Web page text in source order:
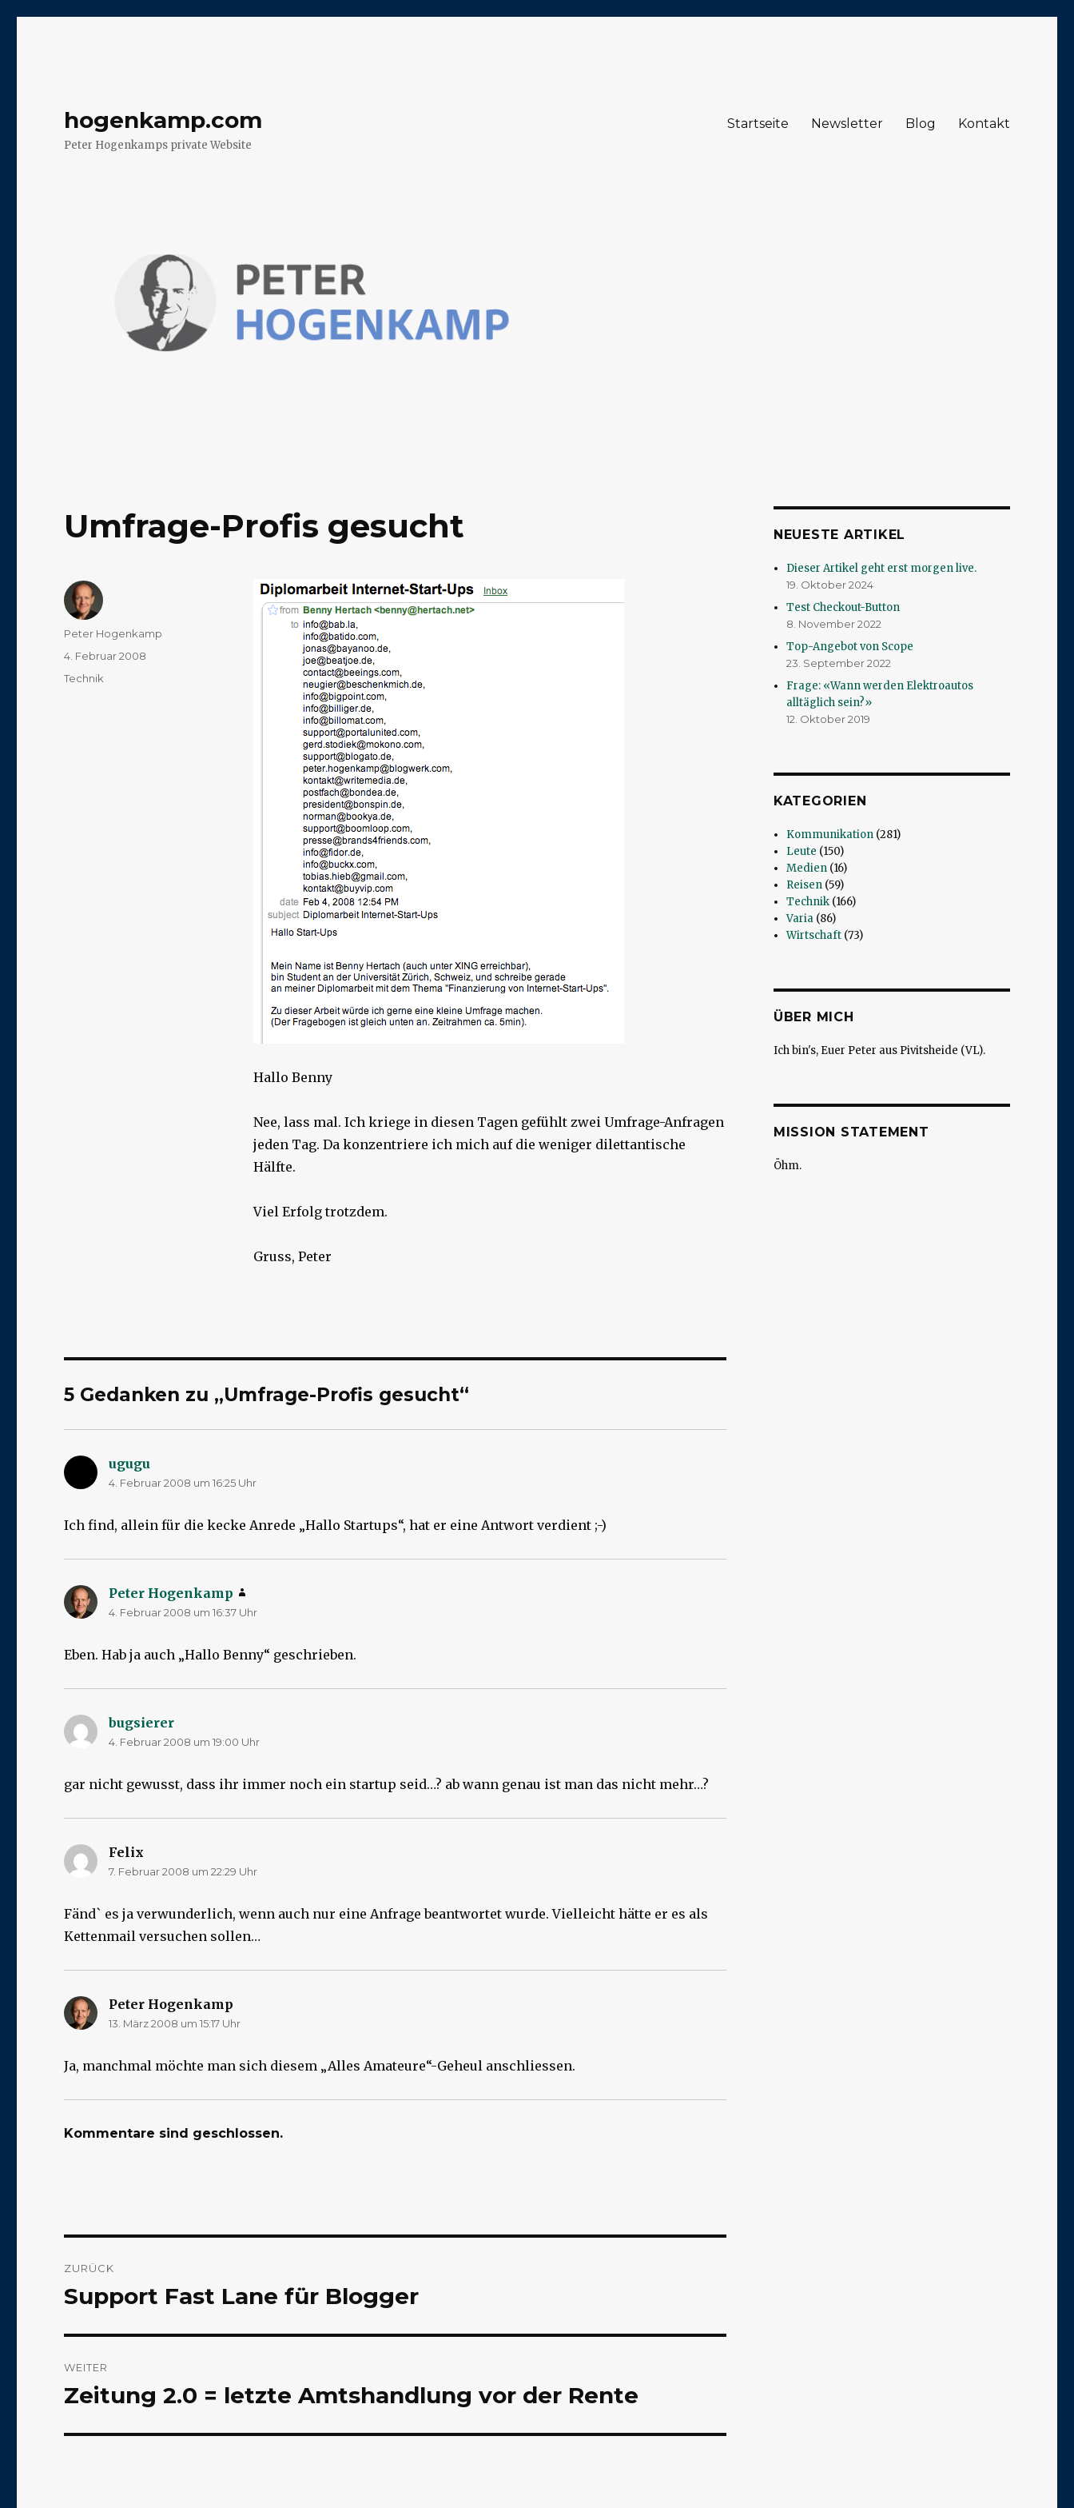
hogenkamp.com
Peter Hogenkamps private Website
Startseite Newsletter Blog Kontakt
Umfrage-Profis gesucht
Hallo Benny
Nee, lass mal. Ich kriege in diesen Tagen gefühlt zwei Umfrage-Anfragen
jeden Tag. Da konzentriere ich mich auf die weniger dilettantische
Hälfte.
Viel Erfolg trotzdem.
Gruss, Peter
Autor
Peter Hogenkamp
Veröffentlicht
4. Februar 2008
Kategorien
Technik
5 Gedanken zu „Umfrage-Profis gesucht“
ugugu
4. Februar 2008 um 16:25 Uhr
Ich find, allein für die kecke Anrede „Hallo Startups“, hat er eine Antwort verdient ;-)
Peter Hogenkamp
4. Februar 2008 um 16:37 Uhr
Eben. Hab ja auch „Hallo Benny“ geschrieben.
bugsierer
4. Februar 2008 um 19:00 Uhr
gar nicht gewusst, dass ihr immer noch ein startup seid…? ab wann genau ist man das nicht mehr…?
Felix
7. Februar 2008 um 22:29 Uhr
Fänd` es ja verwunderlich, wenn auch nur eine Anfrage beantwortet wurde. Vielleicht hätte er es als
Kettenmail versuchen sollen…
Peter Hogenkamp
13. März 2008 um 15:17 Uhr
Ja, manchmal möchte man sich diesem „Alles Amateure“-Geheul anschliessen.
Kommentare sind geschlossen.
ZURÜCK
Vorheriger
Support Fast Lane für Blogger
WEITER
Nächster
Zeitung 2.0 = letzte Amtshandlung vor der Rente
NEUESTE ARTIKEL
Dieser Artikel geht erst morgen live.
19. Oktober 2024
Test Checkout-Button
8. November 2022
Top-Angebot von Scope
23. September 2022
Frage: «Wann werden Elektroautos
alltäglich sein?»
12. Oktober 2019
KATEGORIEN
Kommunikation (281)
Leute (150)
Medien (16)
Reisen (59)
Technik (166)
Varia (86)
Wirtschaft (73)
ÜBER MICH
Ich bin's, Euer Peter aus Pivitsheide (VL).
MISSION STATEMENT
Öhm.